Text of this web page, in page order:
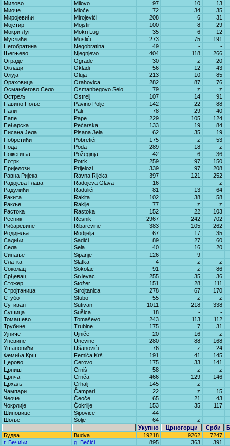
Милово Milovo 97 10
13
Миоче
Mioče 72 34
35
Миројевићи
Mirojevići 208 6
31
Мојстир
Mojstir 100 8
29
Мокри Луг
Mokri Lug 35 6
12
Муслићи
Muslići 273 75
191
Негобратина
Negobratina 49 -
-
Његњево
Njegnjevo 404 118
266
Ограде
Ograde 30 z
20
Оклади
Okladi 56 12
43
Олуја
Oluja 213 10
85
Ораховица
Orahovica 282 87
76
Османбегово Село
Osmanbegovo Selo 79 z
z
Острељ
Ostrelj 107 14
91
Павино Поље
Pavino Polje 142 22
88
Пали
Pali 78 29
40
Папе
Pape 229 105
124
Пећарска
Pećarska 133 19
84
Писана Јела
Pisana Jela 62 35
19
Побретићи
Pobretići 175 z
53
Пода
Poda 289 18
z
Пожегиња
Požeginja 42 6
36
Потрк
Potrk 259 97
150
Пријелози
Prijelozi 339 97
208
Равна Ријека
Ravna Rijeka 397 121
252
Радојева Глава
Radojeva Glava 16 -
z
Радулићи
Radulići 81 13
64
Ракита
Rakita 102 38
58
Ракље
Raklje 77 z
z
Растока
Rastoka 152 22
103
Ресник
Resnik 2967 242
702
Рибаревине
Ribarevine 383 105
262
Родијеља
Rodijelja 67 17
35
Садићи
Sadići 89 27
60
Села
Sela 40 16
20
Сипање
Sipanje 126 9
-
Слатка
Slatka 4 z
z
Соколац
Sokolac 91 z
86
Срђевац
Srđevac 255 35
36
Стожер
Stožer 151 28
111
Стројтаница
Strojtanica 278 67
170
Стубо
Stubo 55 z
z
Сутиван
Sutivan 1011 218
338
Сушица
Sušica 18 -
-
Томашево
Tomaševo 243 113
112
Трубине
Trubine 175 7
31
Ујниче
Ujniče 20 16
z
Уневине
Unevine 280 88
168
Ушановићи
Ušanovići 76 z
24
Фемића Крш
Femića Krš 191 41
145
Церово
Cerovo 175 33
141
Црниш
Crniš 58 z
z
Црнча
Crnča 466 129
146
Црхаљ
Crhalj 145 z
-
Чампари
Čampari 22 z
15
Чеоче
Čeoče 65 21
43
Чокрлије
Čokrlije 153 35
117
Шиповице
Šipovice 44 -
-
Шоље
Šolje 64 z
-
Укупно
Црногорци Срби
Будва
Budva 19218 9262
7247
г. Бечићи
g. Bečići 895 363
391